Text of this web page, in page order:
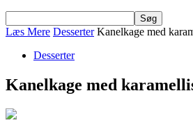
Læs Mere Desserter Kanelkage med
Desserter
Kanelkage med